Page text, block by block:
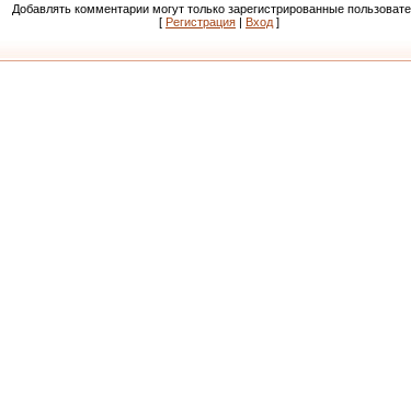
Добавлять комментарии могут только зарегистрированные
[ Регистрация | Вход ]